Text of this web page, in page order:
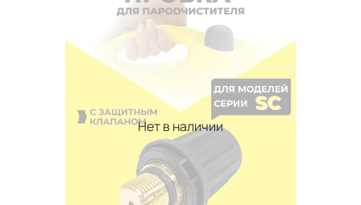
Нет в наличии